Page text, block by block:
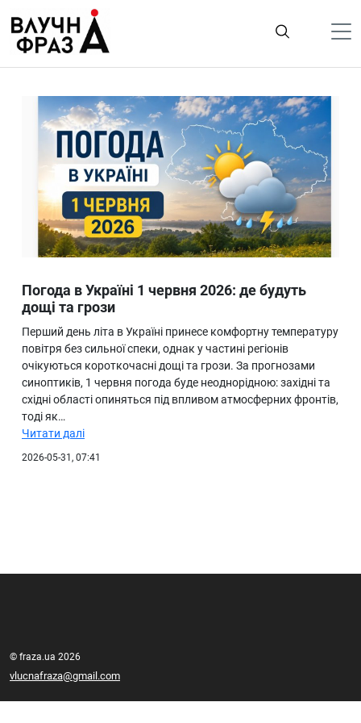
содержимому
Гроші
Життя
Лайфстайл
ТехноНаука
Людина
Ukraine
Про нас
Погода в Україні 1 червня 2026: де будуть
дощі та грози
Перший день літа в Україні принесе комфортну температуру
повітря без сильної спеки, однак у частині регіонів
очікуються короткочасні дощі та грози. За прогнозами
синоптиків, 1 червня погода буде неоднорідною: західні та
східні області опиняться під впливом атмосферних фронтів,
тоді як…
Читати далі
2026-05-31, 07:41
© fraza.ua 2026
vlucnafraza@gmail.com